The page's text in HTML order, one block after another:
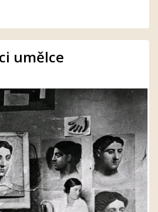
umělce